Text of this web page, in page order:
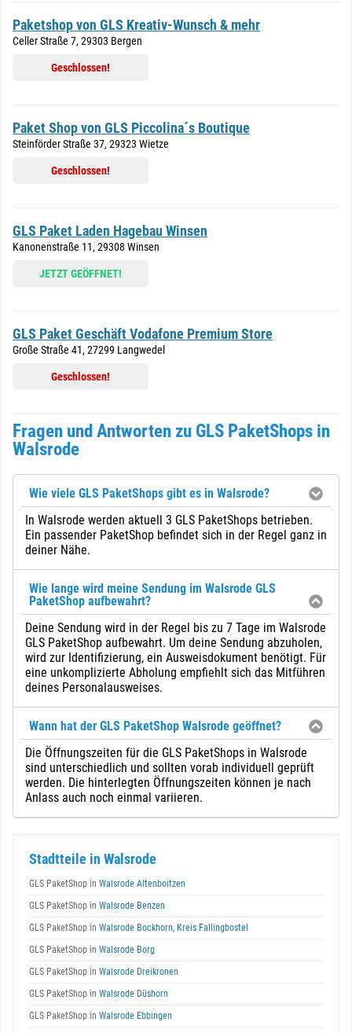
Paketshop von GLS Kreativ-Wunsch & mehr
Celler Straße 7, 29303 Bergen
Geschlossen!
Paket Shop von GLS Piccolina´s Boutique
Steinförder Straße 37, 29323 Wietze
Geschlossen!
GLS Paket Laden Hagebau Winsen
Kanonenstraße 11, 29308 Winsen
JETZT GEÖFFNET!
GLS Paket Geschäft Vodafone Premium Store
Große Straße 41, 27299 Langwedel
Geschlossen!
Fragen und Antworten zu GLS PaketShops in
Walsrode
Wie viele GLS PaketShops gibt es in Walsrode?
In Walsrode werden aktuell 3 GLS PaketShops betrieben.
Ein passender PaketShop befindet sich in der Regel ganz in
deiner Nähe.
Wie lange wird meine Sendung im Walsrode GLS
PaketShop aufbewahrt?
Deine Sendung wird in der Regel bis zu 7 Tage im Walsrode
GLS PaketShop aufbewahrt. Um deine Sendung abzuholen,
wird zur Identifizierung, ein Ausweisdokument benötigt. Für
eine unkomplizierte Abholung empfiehlt sich das Mitführen
deines Personalausweises.
Wann hat der GLS PaketShop Walsrode geöffnet?
Die Öffnungszeiten für die GLS PaketShops in Walsrode
sind unterschiedlich und sollten vorab individuell geprüft
werden. Die hinterlegten Öffnungszeiten können je nach
Anlass auch noch einmal variieren.
Stadtteile in Walsrode
GLS PaketShop in Walsrode Altenboitzen
GLS PaketShop in Walsrode Benzen
GLS PaketShop in Walsrode Bockhorn, Kreis Fallingbostel
GLS PaketShop in Walsrode Borg
GLS PaketShop in Walsrode Dreikronen
GLS PaketShop in Walsrode Düshorn
GLS PaketShop in Walsrode Ebbingen